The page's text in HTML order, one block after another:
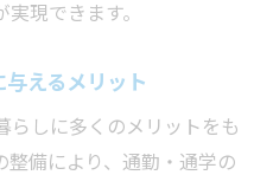
現できます。
えるメリット
らしに多くのメリットをも
整備により、通勤・通学の